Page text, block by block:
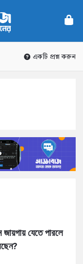
একটি প্রশ্ন করুন
যেতে পারলে